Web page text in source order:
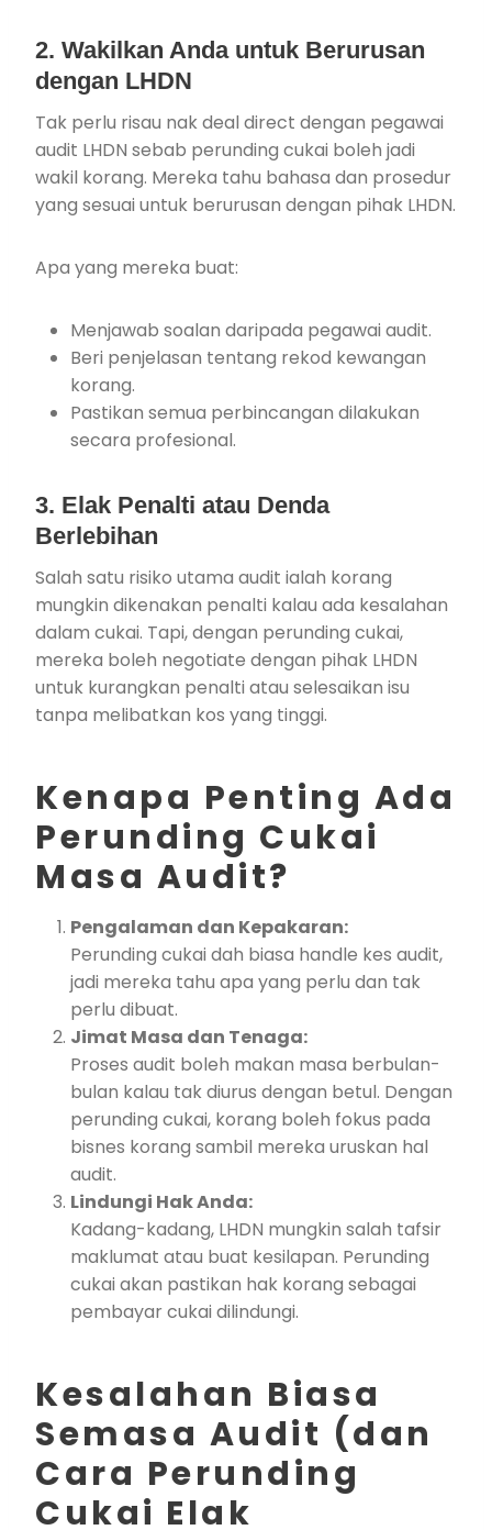
2. Wakilkan Anda untuk Berurusan
dengan LHDN
Tak perlu risau nak deal direct dengan pegawai
audit LHDN sebab perunding cukai boleh jadi
wakil korang. Mereka tahu bahasa dan prosedur
yang sesuai untuk berurusan dengan pihak LHDN.
Apa yang mereka buat:
Menjawab soalan daripada pegawai audit.
Beri penjelasan tentang rekod kewangan
korang.
Pastikan semua perbincangan dilakukan
secara profesional.
3. Elak Penalti atau Denda
Berlebihan
Salah satu risiko utama audit ialah korang
mungkin dikenakan penalti kalau ada kesalahan
dalam cukai. Tapi, dengan perunding cukai,
mereka boleh negotiate dengan pihak LHDN
untuk kurangkan penalti atau selesaikan isu
tanpa melibatkan kos yang tinggi.
Kenapa Penting Ada
Perunding Cukai
Masa Audit?
Pengalaman dan Kepakaran:
Perunding cukai dah biasa handle kes audit,
jadi mereka tahu apa yang perlu dan tak
perlu dibuat.
Jimat Masa dan Tenaga:
Proses audit boleh makan masa berbulan-
bulan kalau tak diurus dengan betul. Dengan
perunding cukai, korang boleh fokus pada
bisnes korang sambil mereka uruskan hal
audit.
Lindungi Hak Anda:
Kadang-kadang, LHDN mungkin salah tafsir
maklumat atau buat kesilapan. Perunding
cukai akan pastikan hak korang sebagai
pembayar cukai dilindungi.
Kesalahan Biasa
Semasa Audit (dan
Cara Perunding
Cukai Elak